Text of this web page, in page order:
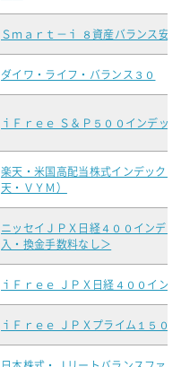
Ｓｍａｒｔ－ｉ ８資産バランス安
ダイワ・ライフ・バランス３０
ｉＦｒｅｅ Ｓ＆Ｐ５００インデッ
楽天・米国高配当株式インデックス
天・ＶＹＭ）
ニッセイＪＰＸ日経４００インデ
入・換金手数料なし＞
ｉＦｒｅｅ ＪＰＸ日経４００イン
ｉＦｒｅｅ ＪＰＸプライム１５０